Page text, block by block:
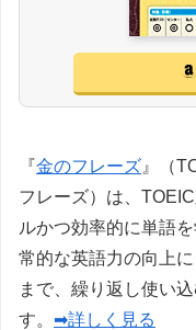
『金のフレーズ 』（
フレーズ）は、
ルかつ効率的に単語
常的な英語力の向上
まで、繰り返し使い
す。 ➡詳しく見る